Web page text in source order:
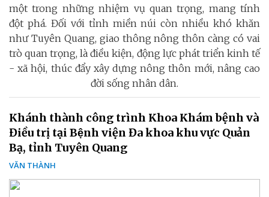
một trong những nhiệm vụ quan trọng, mang tính
đột phá. Đối với tỉnh miền núi còn nhiều khó khăn
như Tuyên Quang, giao thông nông thôn càng có vai
trò quan trọng, là điều kiện, động lực phát triển kinh tế
- xã hội, thúc đẩy xây dựng nông thôn mới, nâng cao
đời sống nhân dân.
Khánh thành công trình Khoa Khám bệnh và
Điều trị tại Bệnh viện Đa khoa khu vực Quản
Bạ, tỉnh Tuyên Quang
VĂN THÀNH